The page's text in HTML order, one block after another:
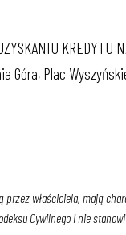
KREDYTU
Góra, Plac
właściciela, mają
Cywilnego i nie